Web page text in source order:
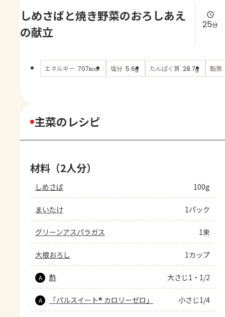
AJINOMOTO PARK とは
しめさばと焼き野菜のおろしあえ
の献立
25分
エネルギー 707kcal 塩分 5.6g たんぱく質 28.7g 脂質
主菜のレシピ
材料（2人分）
しめさば 100g
まいたけ 1パック
グリーンアスパラガス 1束
大根おろし 1カップ
A 酢 大さじ1・1/2
A 「パルスイート® カロリーゼロ」 小さじ1/4